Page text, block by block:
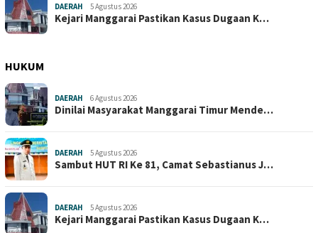
DAERAH 5 Agustus 2026
Kejari Manggarai Pastikan Kasus Dugaan K…
HUKUM
DAERAH 6 Agustus 2026
Dinilai Masyarakat Manggarai Timur Mende…
DAERAH 5 Agustus 2026
Sambut HUT RI Ke 81, Camat Sebastianus J…
DAERAH 5 Agustus 2026
Kejari Manggarai Pastikan Kasus Dugaan K…